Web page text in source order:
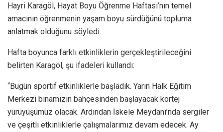
Hayri Karagöl, Hayat Boyu Öğrenme Haftası’nın temel
amacının öğrenmenin yaşam boyu sürdüğünü topluma
anlatmak olduğunu söyledi.
Hafta boyunca farklı etkinliklerin gerçekleştirileceğini
belirten Karagöl, şu ifadeleri kullandı:
“Bugün sportif etkinliklerle başladık. Yarın Halk Eğitim
Merkezi binamızın bahçesinden başlayacak kortej
yürüyüşümüz olacak. Ardından İskele Meydanı’nda sergiler
ve çeşitli etkinliklerle çalışmalarımız devam edecek. Ay